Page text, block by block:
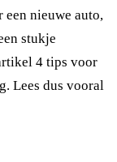
nieuwe auto,
stukje
4 tips voor
Lees dus vooral